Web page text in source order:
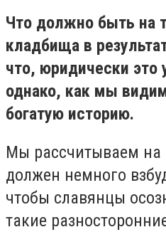
Что должно быть на
кладбища в
что, юридически
однако, как мы
богатую историю.
Мы рассчитываем на
должен немного
чтобы славянцы
такие